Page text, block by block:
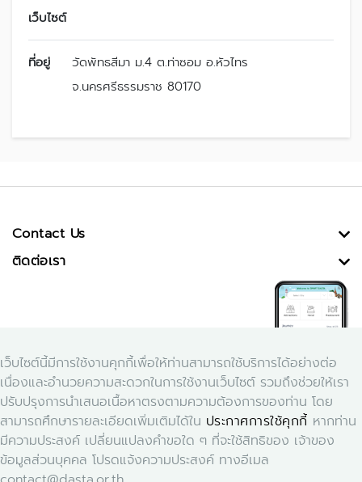
เว็บไซต์
ที่อยู่
วัดพัทธสีมา ม.4 ต.ท่าซอม อ.หัวไทร
จ.นครศรีธรรมราช 80170
เว็บไซต์นี้มีการใช้งานคุกกี้เพื่อให้ท่านสามารถใช้บริการได้อย่างต่อ
เนื่องและอำนวยความสะดวกในการใช้งานเว็บไซต์ รวมถึงช่วยให้เรา
ปรับปรุงการนำเสนอเนื้อหาตรงตามความต้องการของท่าน โดย
สามารถศึกษารายละเอียดเพิ่มเติมได้ใน ประกาศการใช้คุกกี้ หากท่าน
มีความประสงค์ เปลี่ยนแปลงคำขอใด ๆ ที่จะใช้สิทธิของ เจ้าของ
ข้อมูลส่วนบุคคล โปรดแจ้งความประสงค์ ทางอีเมล
Contact Us
ติดต่อเรา
Download Application Smart Dasta